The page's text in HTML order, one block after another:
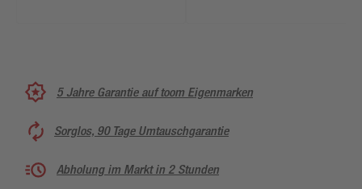
5 Jahre Garantie auf toom Eigenmarken
Sorglos, 90 Tage Umtauschgarantie
Abholung im Markt in 2 Stunden